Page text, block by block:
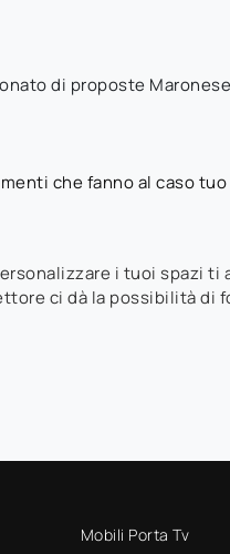
di proposte
che fanno al caso tuo
i tuoi spazi
ci dà la possibilità di
Mobili Porta Tv